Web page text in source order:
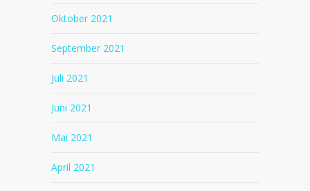
Oktober 2021
September 2021
Juli 2021
Juni 2021
Mai 2021
April 2021